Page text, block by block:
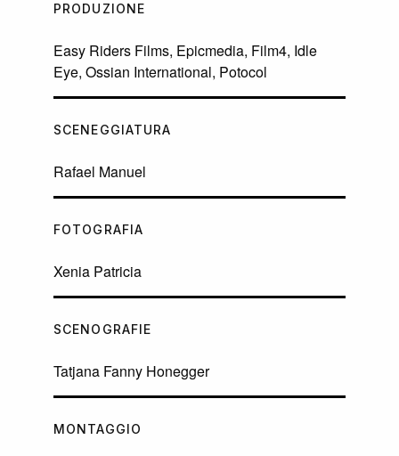
PRODUZIONE
Easy Riders Films, Epicmedia, Film4, Idle
Eye, Ossian International, Potocol
SCENEGGIATURA
Rafael Manuel
FOTOGRAFIA
Xenia Patricia
SCENOGRAFIE
Tatjana Fanny Honegger
MONTAGGIO